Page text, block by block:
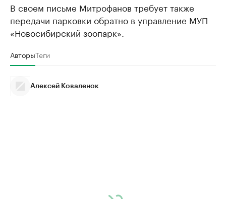
В своем письме Митрофанов требует также
передачи парковки обратно в управление МУП
«Новосибирский зоопарк».
АвторыТеги
Алексей Коваленок